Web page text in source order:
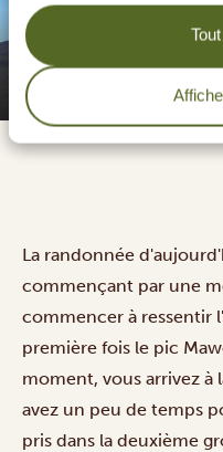
(2 650 m) -
La randonnée
commençant par une
commencer à ressentir
première fois le pic
moment, vous arrivez à
avez un peu de temps
pris dans la deuxième